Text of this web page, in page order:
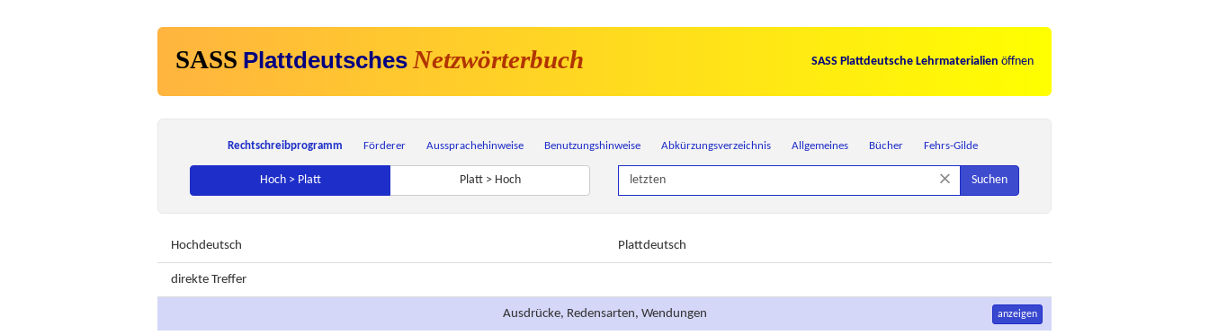
SASS Plattdeutsches Netzwörterbuch SASS Plattdeutsche Lehrmaterialien öffnen
Rechtschreibprogramm Förderer Aussprachehinweise Benutzungshinweise Abkürzungsverzeichnis Allgemeines Bücher Fehrs-Gilde
Hoch > Platt Platt > Hoch × Suchen
Hochdeutsch Plattdeutsch
direkte Treffer
Ausdrücke, Redensarten, Wendungen anzeigen